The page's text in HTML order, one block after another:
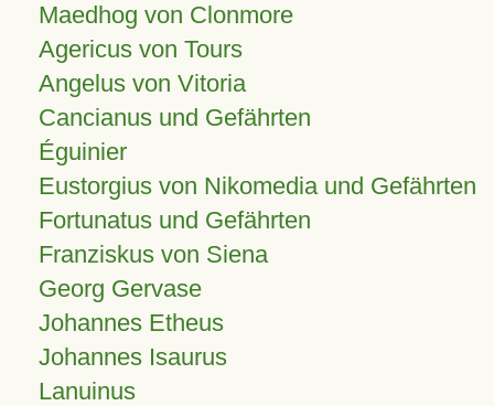
Maedhog von Clonmore
Agericus von Tours
Angelus von Vitoria
Cancianus und Gefährten
Éguinier
Eustorgius von Nikomedia und Gefährten
Fortunatus und Gefährten
Franziskus von Siena
Georg Gervase
Johannes Etheus
Johannes Isaurus
Lanuinus